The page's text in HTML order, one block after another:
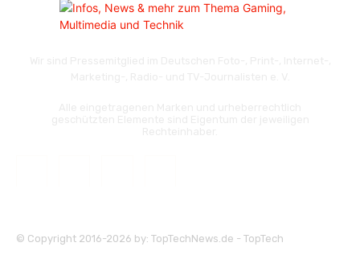
© Copyright 2016-2026 by: TopTechNews.de - TopTech